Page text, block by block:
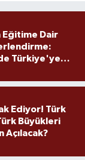
Eğitime Dair
Türkiye'ye
Ediyor! Türk
Büyükleri
Açılacak?